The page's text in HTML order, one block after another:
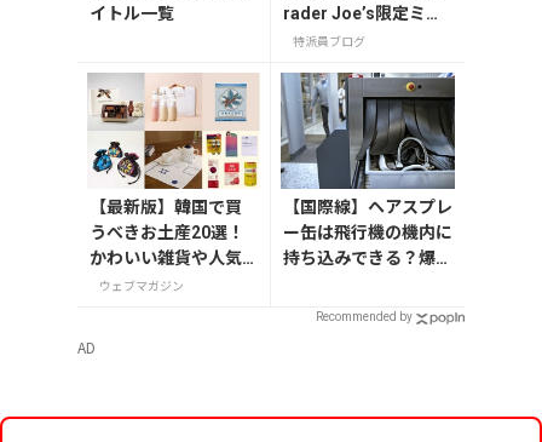
イトル一覧
rader Joe’s限定ミニ
トート発売日レポ
特派員ブログ
【最新版】韓国で買
うべきお土産20選！
かわいい雑貨や人気
コスメを紹介
ウェブマガジン
【国際線】ヘアスプレ
ー缶は飛行機の機内に
持ち込みできる？爆発
Recommended by
AD